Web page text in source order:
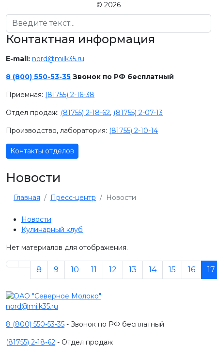
© 2026
Поиск
Контактная информация
E-mail: nord@milk35.ru
8 (800) 550-53-35 Звонок по РФ бесплатный
Приемная: (81755) 2-16-38
Отдел продаж: (81755) 2-18-62, (81755) 2-07-13
Производство, лаборатория: (81755) 2-10-14
Контакты отделов
Новости
Главная Пресс-центр Новости
Новости
Кулинарный клуб
Нет материалов для отображения.
8 9 10 11 12 13 14 15 16 17
nord@milk35.ru
8 (800) 550-53-35 - Звонок по РФ бесплатный
(81755) 2-18-62 - Отдел продаж